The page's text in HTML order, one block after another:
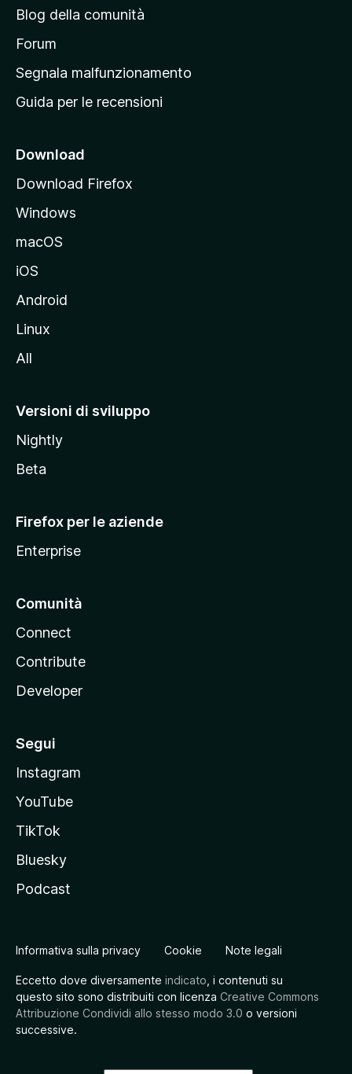
a
p
r
n
i
a
l
e
l
t
M
z
i
a
Blog della comunità
Forum
Segnala malfunzionamento
Guida per le recensioni
Download
Download Firefox
Windows
macOS
iOS
Android
Linux
All
Versioni di sviluppo
Nightly
Beta
Firefox per le aziende
Enterprise
Comunità
Connect
Contribute
Developer
Segui
Instagram
YouTube
TikTok
Bluesky
Podcast
Informativa sulla privacy Cookie Note legali
Eccetto dove diversamente indicato , i contenuti su
questo sito sono distribuiti con licenza Creative Commons
Attribuzione Condividi allo stesso modo 3.0 o versioni
successive.